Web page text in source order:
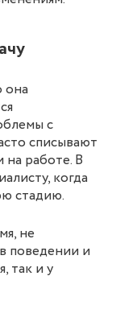
она
с
списывают
на работе. В
когда
стадию.
не
поведении и
так и у